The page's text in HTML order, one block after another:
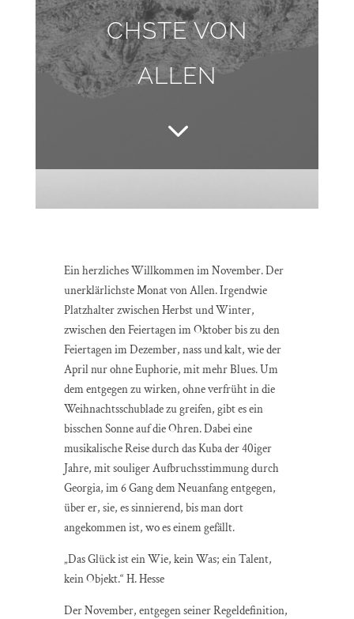
CHSTE VON
ALLEN
3
Ein herzliches Willkommen im November. Der
unerklärlichste Monat von Allen. Irgendwie
Platzhalter zwischen Herbst und Winter,
zwischen den Feiertagen im Oktober bis zu den
Feiertagen im Dezember, nass und kalt, wie der
April nur ohne Euphorie, mit mehr Blues. Um
dem entgegen zu wirken, ohne verfrüht in die
Weihnachtsschublade zu greifen, gibt es ein
bisschen Sonne auf die Ohren. Dabei eine
musikalische Reise durch das Kuba der 40iger
Jahre, mit souliger Aufbruchsstimmung durch
Georgia, im 6 Gang dem Neuanfang entgegen,
über er, sie, es sinnierend, bis man dort
angekommen ist, wo es einem gefällt.
„Das Glück ist ein Wie, kein Was; ein Talent,
kein Objekt.“ H. Hesse
Der November, entgegen seiner Regeldefinition,